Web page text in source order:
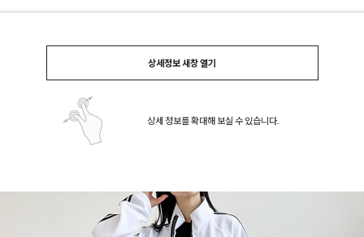
상세정보 새창 열기
상세 정보를 확대해 보실 수 있습니다.